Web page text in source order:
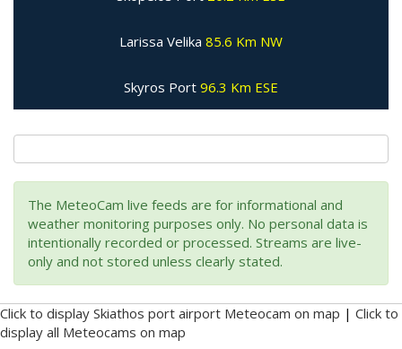
Larissa Velika 85.6 Km NW
Skyros Port 96.3 Km ESE
The MeteoCam live feeds are for informational and
weather monitoring purposes only. No personal data is
intentionally recorded or processed. Streams are live-
only and not stored unless clearly stated.
Click to display Skiathos port airport Meteocam on map | Click to
display all Meteocams on map